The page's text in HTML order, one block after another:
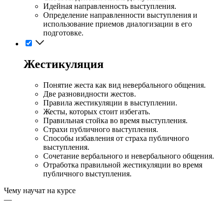
Идейная направленность выступления.
Определение направленности выступления и
использование приемов диалогизации в его
подготовке.
Жестикуляция
Понятие жеста как вид невербального общения.
Две разновидности жестов.
Правила жестикуляции в выступлении.
Жесты, которых стоит избегать.
Правильная стойка во время выступления.
Страхи публичного выступления.
Способы избавления от страха публичного
выступления.
Сочетание вербального и невербального общения.
Отработка правильной жестикуляции во время
публичного выступления.
Чему научат на курсе
—